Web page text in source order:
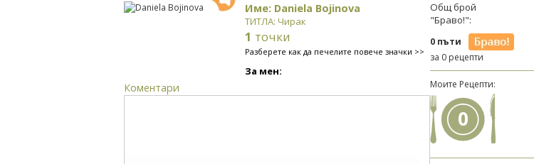
Име: Daniela Bojinova
ТИТЛА: Чирак
1 точки
Разберете как да печелите повече значки >>
За мен:
Коментари
Общ брой
"Браво!":
0 пъти
за 0 рецепти
Моите Рецепти:
0